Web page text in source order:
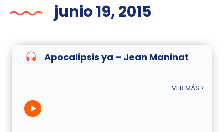
junio 19, 2015
Apocalipsis ya – Jean Maninat
VER MÁS >